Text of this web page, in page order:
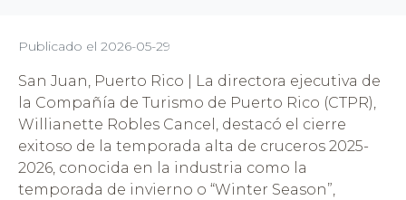
Publicado el 2026-05-29
San Juan, Puerto Rico | La directora ejecutiva de
la Compañía de Turismo de Puerto Rico (CTPR),
Willianette Robles Cancel, destacó el cierre
exitoso de la temporada alta de cruceros 2025-
2026, conocida en la industria como la
temporada de invierno o “Winter Season”,